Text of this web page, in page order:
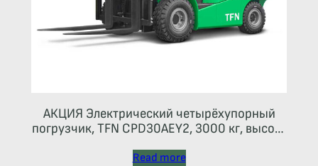
АКЦИЯ Электрический четырёхупорный
погрузчик, TFN CPD30AEY2, 3000 кг, высота
Read more